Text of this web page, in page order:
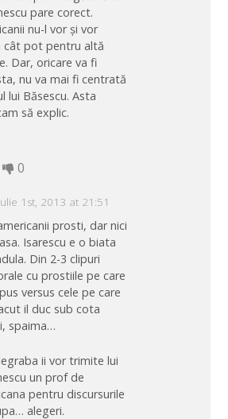
pare corect.
nu-l vor și vor
cât pot pentru altă
Dar, oricare va fi
nu va mai fi centrată
lui Băsescu. Asta
să explic.
0
1st, 2013 at 21:51
prosti, dar nici
Isarescu e o biata
Din 2-3 clipuri
cu prostiile pe care
versus cele pe care
il duc sub cota
spaima…
ii vor trimite lui
un prof de
pentru discursurile
alegeri.